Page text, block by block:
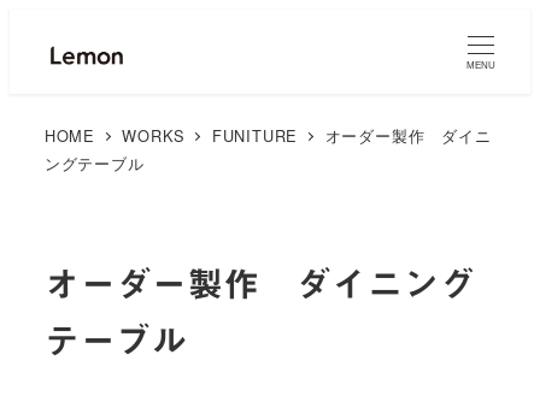
MENU
HOME WORKS FUNITURE
オーダー製作 ダイニ
ングテーブル
オーダー製作 ダイニング
テーブル